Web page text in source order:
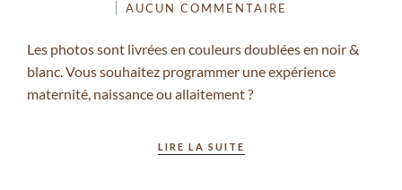
AUCUN COMMENTAIRE
Les photos sont livrées en couleurs doublées en noir &
blanc. Vous souhaitez programmer une expérience
maternité, naissance ou allaitement ?
LIRE LA SUITE